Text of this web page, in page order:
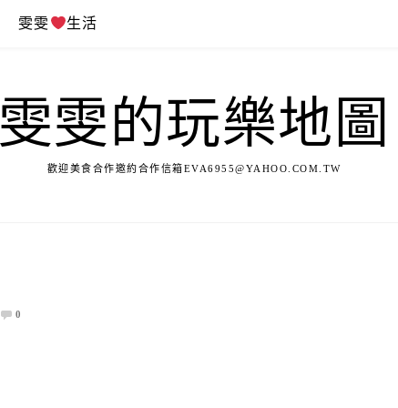
雯雯 生活
雯雯的玩樂地圖
歡迎美食合作邀約合作信箱EVA6955@YAHOO.COM.TW
0